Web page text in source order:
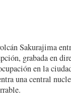
Sakurajima
grabada en
en la
una central